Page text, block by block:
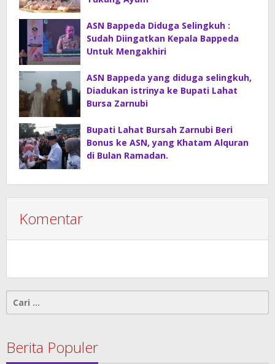
ASN Bappeda Diduga Selingkuh :
Sudah Diingatkan Kepala Bappeda
Untuk Mengakhiri
ASN Bappeda yang diduga selingkuh,
Diadukan istrinya ke Bupati Lahat
Bursa Zarnubi
Bupati Lahat Bursah Zarnubi Beri
Bonus ke ASN, yang Khatam Alquran
di Bulan Ramadan.
Komentar
Cari
Berita Populer